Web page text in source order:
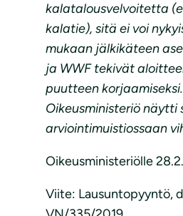
kalatalousvelvoitetta
kalatie), sitä ei voi
mukaan jälkikäteen
ja WWF tekivät
puutteen korjaamiseksi.
Oikeusministeriö näytti
arviointimuistiossaan
Oikeusministeriölle
Viite: Lausuntopyyntö,